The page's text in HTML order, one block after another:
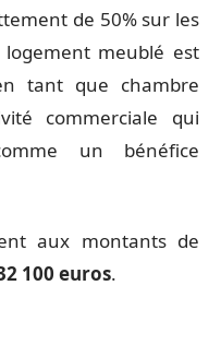
de 50% sur les
meublé est
tant que chambre
commerciale qui
un bénéfice
aux montants de
100 euros.